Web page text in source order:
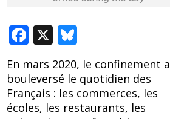
F
e
b
o
X
u
e
sk
y
En mars 2020, le confinement a
bouleversé le quotidien des
Français : les commerces, les
écoles, les restaurants, les